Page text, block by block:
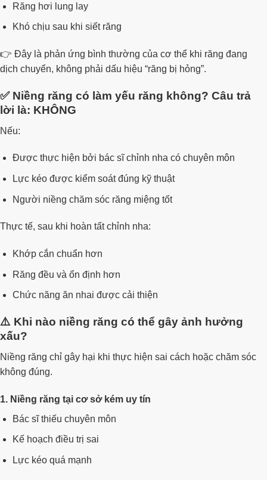
Răng hơi lung lay
Khó chịu sau khi siết răng
👉 Đây là phản ứng bình thường của cơ thể khi răng đang
dịch chuyển, không phải dấu hiệu “răng bị hỏng”.
✅ Niềng răng có làm yếu răng không? Câu trả
lời là: KHÔNG
Nếu:
Được thực hiện bởi bác sĩ chỉnh nha có chuyên môn
Lực kéo được kiểm soát đúng kỹ thuật
Người niềng chăm sóc răng miệng tốt
Thực tế, sau khi hoàn tất chỉnh nha:
Khớp cắn chuẩn hơn
Răng đều và ổn định hơn
Chức năng ăn nhai được cải thiện
⚠️ Khi nào niềng răng có thể gây ảnh hưởng
xấu?
Niềng răng chỉ gây hại khi thực hiện sai cách hoặc chăm sóc
không đúng.
1. Niềng răng tại cơ sở kém uy tín
Bác sĩ thiếu chuyên môn
Kế hoạch điều trị sai
Lực kéo quá mạnh